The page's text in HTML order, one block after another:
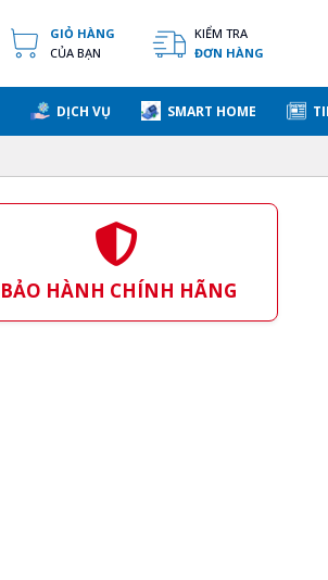
GIỎ HÀNG
CỦA BẠN
KIỂM TRA
ĐƠN HÀNG
DỊCH VỤ SMART HOME
BẢO HÀNH CHÍNH HÃNG